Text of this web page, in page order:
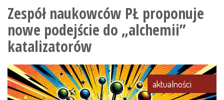
Zespół naukowców PŁ proponuje
nowe podejście do „alchemii”
katalizatorów
aktualności